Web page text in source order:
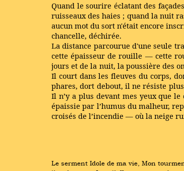
Quand le sourire éclatant des
ruisseaux des haies ; quand la nuit
aucun mot du sort n'était encore
chancelle, déchirée.
La distance parcourue d'une seule
cette épaisseur de rouille — cette
jours et de la nuit, la poussière des
Il court dans les fleuves du corps,
phares, dort debout, il ne résiste
Il n’y a plus devant mes yeux que
épaissie par l’humus du malheur,
croisés de l’incendie — où la neige
Le serment Idole de ma vie, Mon